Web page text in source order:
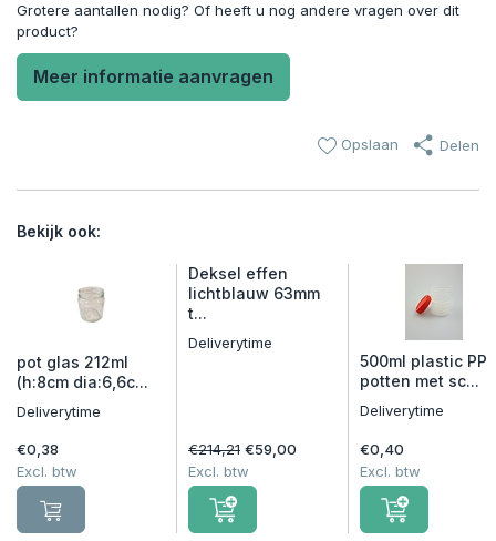
Grotere aantallen nodig? Of heeft u nog andere vragen over dit
product?
Meer informatie aanvragen
Opslaan Delen
Bekijk ook:
pot glas 212ml
(h:8cm dia:6,6c...
Deliverytime
€0,38
Excl. btw
Deksel effen
lichtblauw 63mm
t...
Deliverytime
€214,21 €59,00
Excl. btw
500ml plastic PP
potten met sc...
Deliverytime
€0,40
Excl. btw